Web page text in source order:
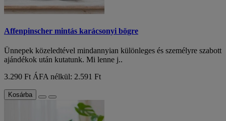
Affenpinscher mintás karácsonyi bögre
Ünnepek közeledtével mindannyian különleges és személyre szabott
ajándékok után kutatunk. Mi lenne j..
3.290 Ft ÁFA nélkül: 2.591 Ft
Kosárba